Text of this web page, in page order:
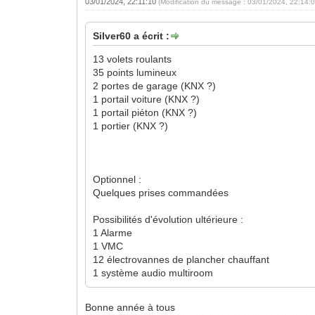
(Modification du message : 03/01/2024,
Silver60 a écrit :
13 volets roulants
35 points lumineux
2 portes de garage (KNX ?)
1 portail voiture (KNX ?)
1 portail piéton (KNX ?)
1 portier (KNX ?)
Optionnel :
Quelques prises commandées
Possibilités d'évolution ultérieure :
1 Alarme
1 VMC
12 électrovannes de plancher chauffant
1 système audio multiroom
Bonne année à tous